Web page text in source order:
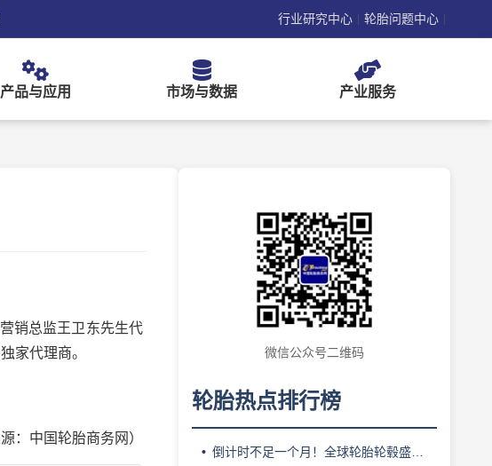
行业研究中心 | 轮胎问题中心 |
产品与应用 市场与数据 产业服务
销总监王卫东先生代
家代理商。
源：中国轮胎商务网）
微信公众号二维码
轮胎热点排行榜
倒计时不足一个月！全球轮胎轮毂盛会即将登陆上海！